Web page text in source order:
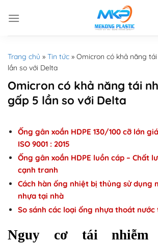
Trang chủ » Tin tức » Omicron có khả năng
lần so với Delta
Omicron có khả năng tái
gấp 5 lần so với Delta
Ống gân xoắn HDPE 130/100 cỡ lớn
ISO 9001 : 2015
Ống gân xoắn HDPE luồn cáp – Chất
cạnh tranh
Cách hàn ống nhiệt bị thủng sử dụng
nhựa tại nhà
So sánh các loại ống nhựa thoát nước
Nguy cơ tái nhiễm